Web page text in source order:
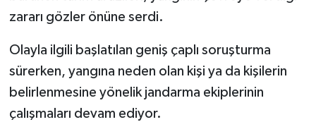
zararı gözler önüne serdi.
Olayla ilgili başlatılan geniş çaplı soruşturma
sürerken, yangına neden olan kişi ya da kişilerin
belirlenmesine yönelik jandarma ekiplerinin
çalışmaları devam ediyor.